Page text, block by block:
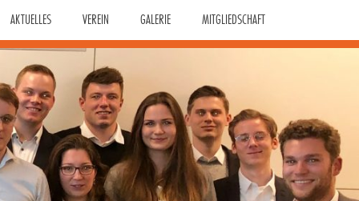
AKTUELLES VEREIN GALERIE MITGLIEDSCHAFT